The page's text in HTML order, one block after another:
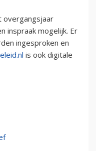
overgangsjaar
inspraak mogelijk. Er
ingesproken en
is ook digitale